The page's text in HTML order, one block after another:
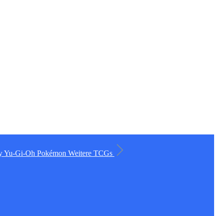
Yu-Gi-Oh Pokémon Weitere TCGs